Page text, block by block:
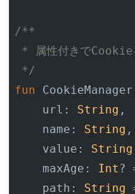
/**
* 属性付きでCookie
*/
fun
    url:
String ,
    name:
String ,
    value:
String
    maxAge:
Int ?
    path:
String